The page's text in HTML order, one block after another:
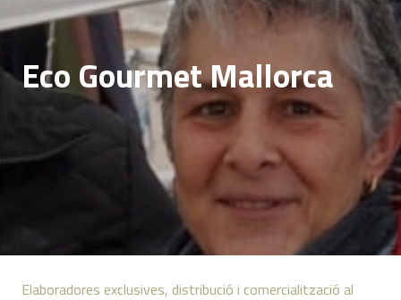
Eco Gourmet Mallorca
Elaboradores exclusives, distribució i comercialització al